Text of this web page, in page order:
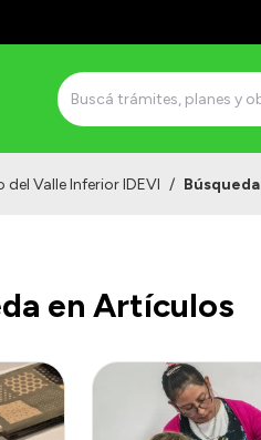
Valle Inferior IDEVI / Búsqueda
en Artículos